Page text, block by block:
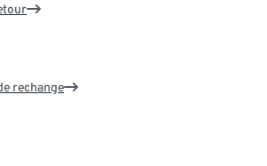
rechange